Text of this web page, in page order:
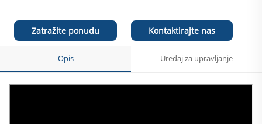
Zatražite ponudu Kontaktirajte nas
Opis Uređaj za upravljanje